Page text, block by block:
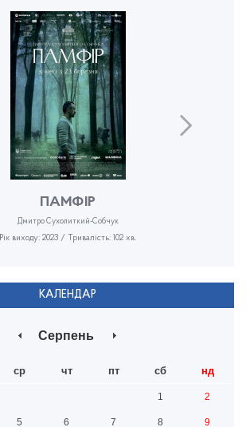
ПАМФІР
Дмитро Сухолиткий-Собчук
Рік виходу: 2023 / Тривалість: 102 хв.
КАЛЕНДАР
Серпень
ср чт пт сб нд
1 2
5 6 7 8 9